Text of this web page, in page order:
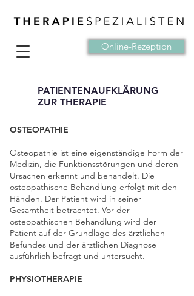
Online-Rezeption
PATIENTENAUFKLÄRUNG
ZUR THERAPIE
OSTEOPATHIE
Osteopathie ist eine eigenständige Form der
Medizin, die Funktionsstörungen und deren
Ursachen erkennt und behandelt. Die
osteopathische Behandlung erfolgt mit den
Händen. Der Patient wird in seiner
Gesamtheit betrachtet. Vor der
osteopathischen Behandlung wird der
Patient auf der Grundlage des ärztlichen
Befundes und der ärztlichen Diagnose
ausführlich befragt und untersucht.
PHYSIOTHERAPIE